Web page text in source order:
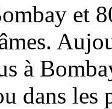
et
à
dans les